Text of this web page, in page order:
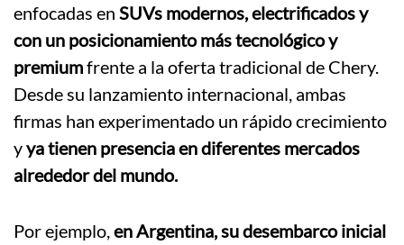
enfocadas en SUVs modernos, electrificados y
con un posicionamiento más tecnológico y
premiumfrente a la oferta tradicional de Chery.
Desde su lanzamiento internacional, ambas
firmas han experimentado un rápido crecimiento
yya tienen presencia en diferentes mercados
alrededor del mundo.
Por ejemplo, en Argentina, su desembarco inicial